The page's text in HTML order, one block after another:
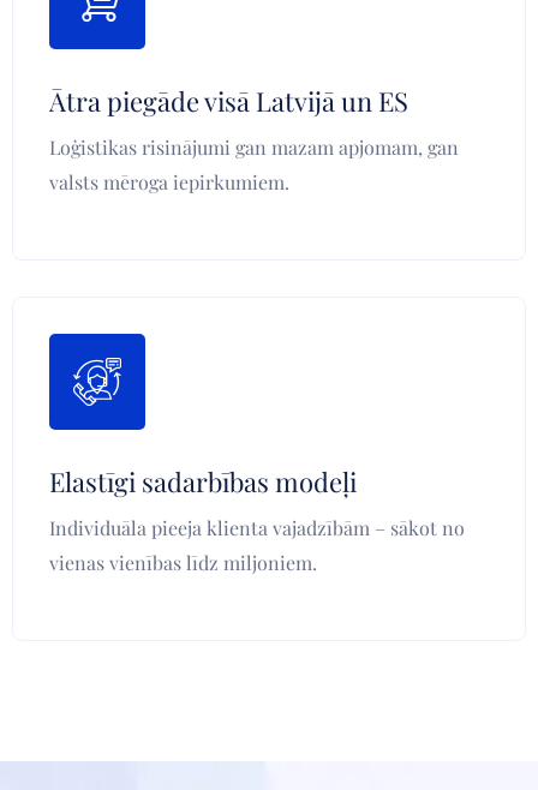
Ātra piegāde visā Latvijā un ES
Loģistikas risinājumi gan mazam apjomam, gan
valsts mēroga iepirkumiem.
Elastīgi sadarbības modeļi
Individuāla pieeja klienta vajadzībām – sākot no
vienas vienības līdz miljoniem.